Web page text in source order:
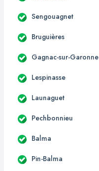
Sengouagnet
Bruguières
Gagnac-sur-Garonne
Lespinasse
Launaguet
Pechbonnieu
Balma
Pin-Balma